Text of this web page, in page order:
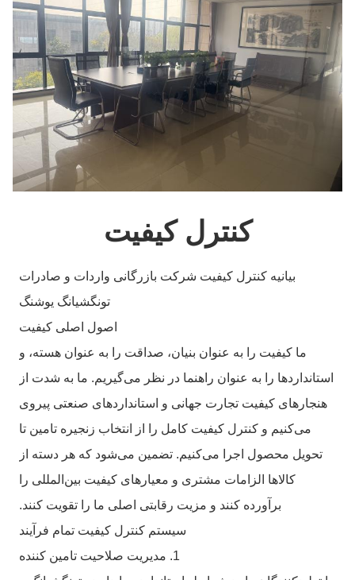
کنترل کیفیت
بیانیه کنترل کیفیت شرکت بازرگانی واردات و صادرات
تونگشیانگ یوشنگ
اصول اصلی کیفیت
ما کیفیت را به عنوان بنیان، صداقت را به عنوان هسته، و
استانداردها را به عنوان راهنما در نظر می‌گیریم. ما به شدت از
هنجارهای کیفیت تجارت جهانی و استانداردهای صنعتی پیروی
می‌کنیم و کنترل کیفیت کامل را از انتخاب زنجیره تامین تا
تحویل محصول اجرا می‌کنیم. تضمین می‌شود که هر دسته از
کالاها الزامات مشتری و معیارهای کیفیت بین‌المللی را
برآورده کنند و مزیت رقابتی اصلی ما را تقویت کنند.
سیستم کنترل کیفیت تمام فرآیند
1. مدیریت صلاحیت تامین کننده